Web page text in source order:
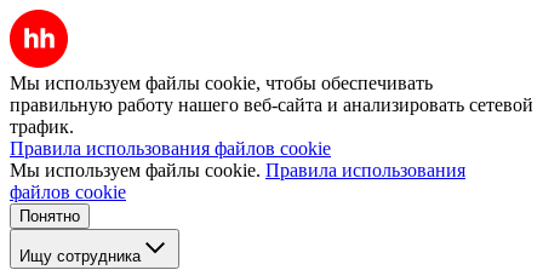
Мы используем файлы cookie, чтобы обеспечивать
правильную работу нашего веб-сайта и анализировать сетевой
трафик.
Правила использования файлов cookie
Мы используем файлы cookie. Правила использования
файлов cookie
Понятно
Ищу сотрудника